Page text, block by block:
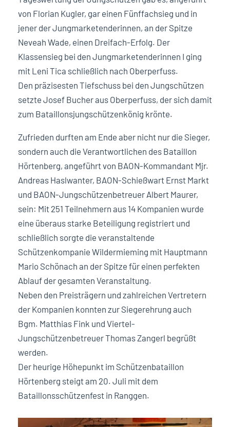
von Florian Kugler, gar einen Fünffachsieg und in
jener der Jungmarketenderinnen, an der Spitze
Neveah Wade, einen Dreifach-Erfolg. Der
Klassensieg bei den Jungmarketenderinnen I ging
mit Leni Tica schließlich nach Oberperfuss.
Den präzisesten Tiefschuss bei den Jungschützen
setzte Josef Bucher aus Oberperfuss, der sich damit
zum Bataillonsjungschützenkönig krönte.
Zufrieden durften am Ende aber nicht nur die Sieger,
sondern auch die Verantwortlichen des Bataillon
Hörtenberg, angeführt von BAON-Kommandant Mjr.
Andreas Haslwanter, BAON-Schießwart Ernst Markt
und BAON-Jungschützenbetreuer Albert Maurer,
sein: Mit 251 Teilnehmern aus 14 Kompanien wurde
eine überaus starke Beteiligung registriert und
schließlich sorgte die veranstaltende
Schützenkompanie Wildermieming mit Hauptmann
Mario Schönach an der Spitze für einen perfekten
Ablauf der gesamten Veranstaltung.
Neben den Preisträgern und zahlreichen Vertretern
der Kompanien konnten zur Siegerehrung auch
Bgm. Matthias Fink und Viertel-
Jungschützenbetreuer Thomas Zangerl begrüßt
werden.
Der heurige Höhepunkt im Schützenbataillon
Hörtenberg steigt am 20. Juli mit dem
Bataillonsschützenfest in Ranggen.